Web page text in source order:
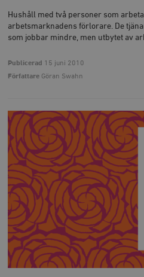
Hushåll med två personer som
arbetsmarknadens förlorare. De
som jobbar mindre, men utbytet av
Publicerad 15 juni 2010
Författare Göran Swahn